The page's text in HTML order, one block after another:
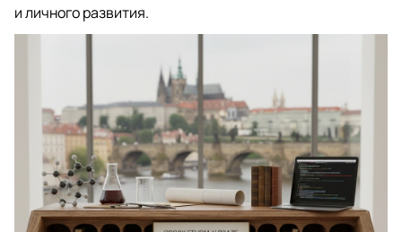
и личного развития.